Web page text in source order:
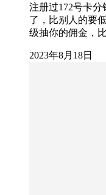
注册过172号卡
了，比别人的要
级抽你的佣金，
2023年8月18日